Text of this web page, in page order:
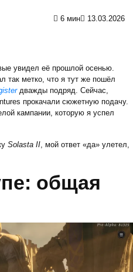
6 мин 13.03.2026
увидел её прошлой осенью.
так метко, что я тут же пошёл
дважды подряд. Сейчас,
прокачали сюжетную подачу.
кампании, которую я успел
Solasta II, мой ответ «да» улетел,
общая